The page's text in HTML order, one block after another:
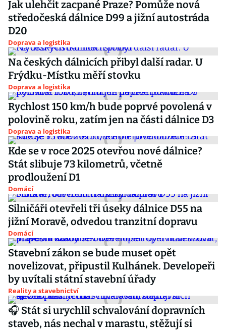
Jak ulehčit zacpané Praze? Pomůže nová
středočeská dálnice D99 a jižní autostráda
D20
Doprava a logistika
Na českých dálnicích přibyl další radar. U
Frýdku-Místku měří stovku
Doprava a logistika
Rychlost 150 km/h bude poprvé povolená v
polovině roku, zatím jen na části dálnice D3
Doprava a logistika
Kde se v roce 2025 otevřou nové dálnice?
Stát slibuje 73 kilometrů, včetně
prodloužení D1
Domácí
Silničáři otevřeli tři úseky dálnice D55 na
jižní Moravě, odvedou tranzitní dopravu
Domácí
Stavební zákon se bude muset opět
novelizovat, připustil Kulhánek. Developeři
by uvítali státní stavební úřady
Reality a stavebnictví
🎧 Stát si urychlil schvalování dopravních
staveb, nás nechal v marastu, stěžují si